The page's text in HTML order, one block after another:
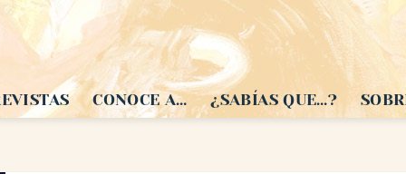
CONOCE A… ¿SABÍAS QUE…?